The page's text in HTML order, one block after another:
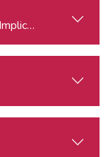
Election Results in Eastern Germany: